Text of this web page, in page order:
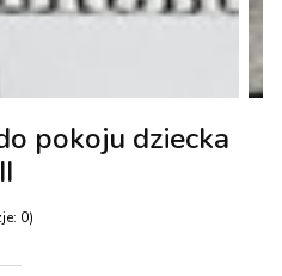
pokoju dziecka
0)